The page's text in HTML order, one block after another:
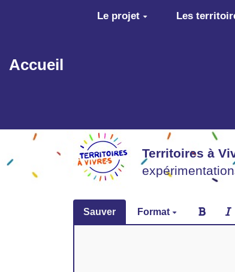
Aller au contenu principal
Accueil
Le projet Les
Territoires à
Sauver Format